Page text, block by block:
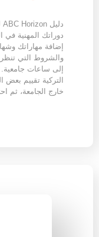
دوراتك المهنية في
إضافة مهاراتك
والشروط التي تنظر
إلى ساعات جامعية.
التركية تقييم بعض
خارج الجامعة، ثم